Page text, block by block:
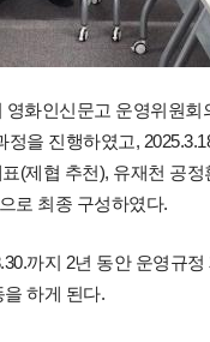
화인신문고 운영위원회
을 진행하였고,
(제협 추천), 유재천 공
로 최종 구성하였다.
까지 2년 동안 운영규
하게 된다.